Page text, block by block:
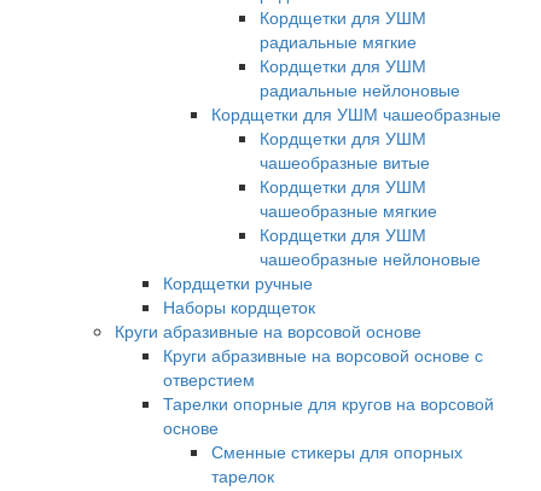
Кордщетки для УШМ
радиальные мягкие
Кордщетки для УШМ
радиальные нейлоновые
Кордщетки для УШМ чашеобразные
Кордщетки для УШМ
чашеобразные витые
Кордщетки для УШМ
чашеобразные мягкие
Кордщетки для УШМ
чашеобразные нейлоновые
Кордщетки ручные
Наборы кордщеток
Круги абразивные на ворсовой основе
Круги абразивные на ворсовой основе с
отверстием
Тарелки опорные для кругов на ворсовой
основе
Сменные стикеры для опорных
тарелок